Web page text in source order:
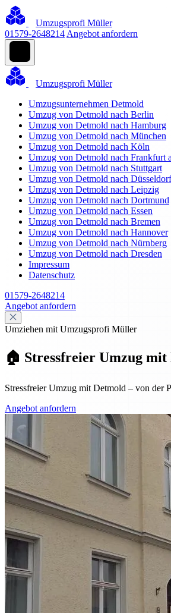
Umzugsprofi Müller
01579-2648214 Angebot anfordern
Umzugsprofi Müller
Umzugsunternehmen Detmold
Umzug von Detmold nach Berlin
Umzug von Detmold nach Hamburg
Umzug von Detmold nach München
Umzug von Detmold nach Köln
Umzug von Detmold nach Frankfurt
Umzug von Detmold nach Stuttgart
Umzug von Detmold nach Düsseldorf
Umzug von Detmold nach Leipzig
Umzug von Detmold nach Dortmund
Umzug von Detmold nach Essen
Umzug von Detmold nach Bremen
Umzug von Detmold nach Hannover
Umzug von Detmold nach Nürnberg
Umzug von Detmold nach Dresden
Impressum
Datenschutz
01579-2648214
Angebot anfordern
Umziehen mit Umzugsprofi Müller
🏠 Stressfreier Umzug
Stressfreier Umzug mit Detmold – von der
Angebot anfordern